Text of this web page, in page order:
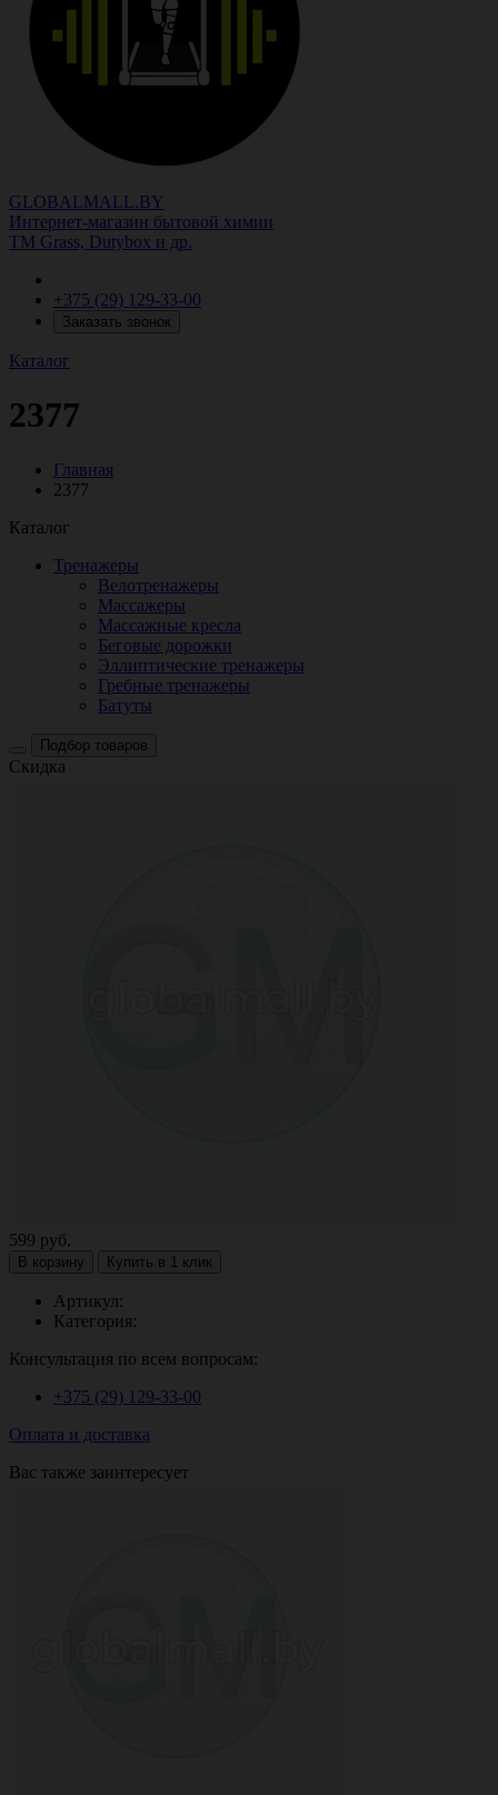
GLOBALMALL.BY
Интернет-магазин бытовой химии
ТМ Grass, Dutybox и др.
+375 (29) 129-33-00
Заказать звонок
Каталог
2377
Главная
2377
Каталог
Тренажеры
Велотренажеры
Массажеры
Массажные кресла
Беговые дорожки
Эллиптические тренажеры
Гребные тренажеры
Батуты
Подбор товаров
Скидка
599 руб.
В корзину Купить в 1 клик
Артикул:
Категория:
Консультация по всем вопросам:
+375 (29) 129-33-00
Оплата и доставка
Вас также заинтересует